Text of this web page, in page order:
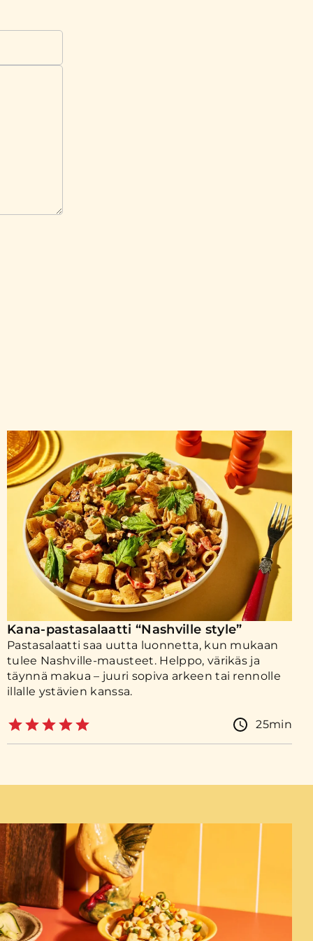
Kana-pastasalaatti “Nashville style”
Pastasalaatti saa uutta luonnetta, kun mukaan
tulee Nashville-mausteet. Helppo, värikäs ja
täynnä makua – juuri sopiva arkeen tai rennolle
illalle ystävien kanssa.
25min